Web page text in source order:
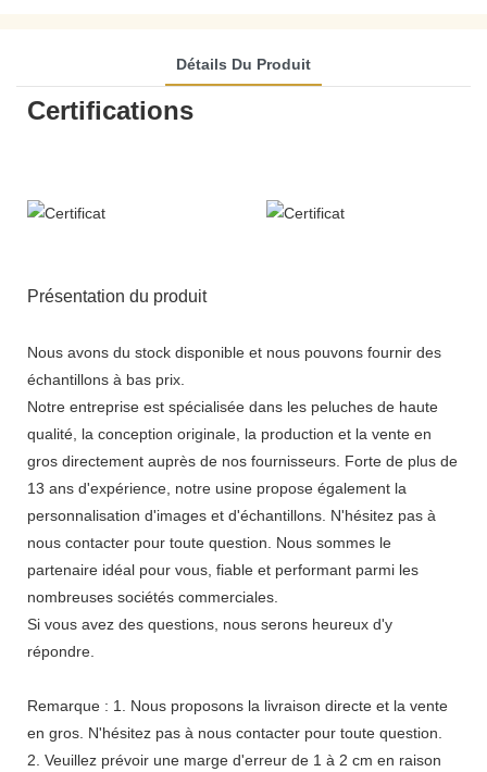
Détails Du Produit
Certifications
Présentation du produit
Nous avons du stock disponible et nous pouvons fournir des
échantillons à bas prix.
Notre entreprise est spécialisée dans les peluches de haute
qualité, la conception originale, la production et la vente en
gros directement auprès de nos fournisseurs. Forte de plus de
13 ans d'expérience, notre usine propose également la
personnalisation d'images et d'échantillons. N'hésitez pas à
nous contacter pour toute question. Nous sommes le
partenaire idéal pour vous, fiable et performant parmi les
nombreuses sociétés commerciales.
Si vous avez des questions, nous serons heureux d'y
répondre.
Remarque : 1. Nous proposons la livraison directe et la vente
en gros. N'hésitez pas à nous contacter pour toute question.
2. Veuillez prévoir une marge d'erreur de 1 à 2 cm en raison